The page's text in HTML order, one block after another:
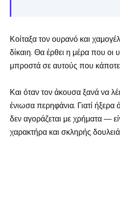
Κοίταξα τον ουρανό και
δίκαιη. Θα έρθει η μέρα που
μπροστά σε αυτούς που
Και όταν τον άκουσα ξανά να
ένιωσα περηφάνια. Γιατί ήξερα
δεν αγοράζεται με χρήματα —
χαρακτήρα και σκληρής